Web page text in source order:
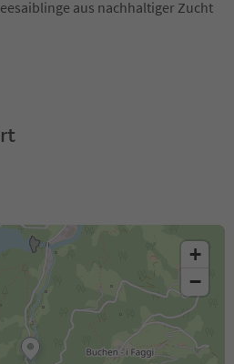
aus nachhaltiger Zucht
+
−